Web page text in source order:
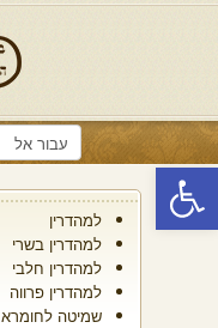
פתח סרגל נגישות
למהדרין
למהדרין בשרי
למהדרין חלבי
למהדרין פרווה
שמיטה לחומרא